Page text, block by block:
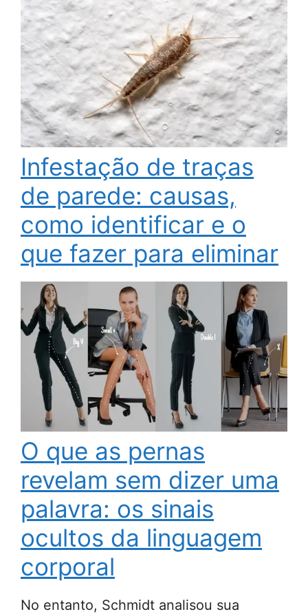
Infestação de traças
de parede: causas,
como identificar e o
que fazer para eliminar
O que as pernas
revelam sem dizer uma
palavra: os sinais
ocultos da linguagem
corporal
No entanto, Schmidt analisou sua